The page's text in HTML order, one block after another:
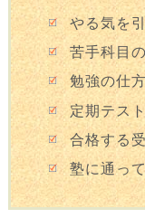
やる気を
苦手科目
勉強の仕
定期テス
合格する
塾に通っ